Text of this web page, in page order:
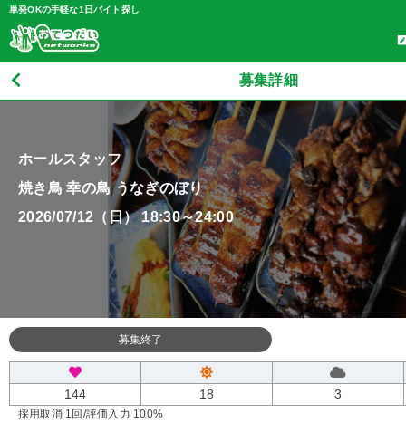
単発OKの手軽な1日バイト探し
募集詳細
ホールスタッフ
焼き鳥 幸の鳥 うなぎのぼり
2026/07/12（日） 18:30～24:00
募集終了
144 18 3
採用取消 1回 /評価入力 100%